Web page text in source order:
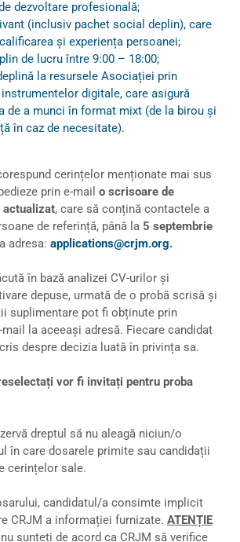
dezvoltare profesională;
(inclusiv pachet social deplin), care
și experiența persoanei;
de lucru între 9:00 – 18:00;
la resursele Asociației prin
digitale, care asigură
de a munci în format mixt (de la birou și
în caz de necesitate).
cerințelor menționate mai sus
prin e-mail o scrisoare de
actualizat, care să conțină contactele a
de referință, până la 5 septembrie
adresa: applications@crjm.org.
în bază analizei CV-urilor și
depuse, urmată de o probă scrisă și
suplimentare pot fi obținute prin
mail la aceeași adresă. Fiecare candidat
despre decizia luată în privința sa.
vor fi invitați pentru proba
dreptul să nu aleagă niciun/o
în care dosarele primite sau candidații
cerințelor sale.
candidatul/a consimte implicit
CRJM a informației furnizate. ATENȚIE
sunteți de acord ca CRJM să verifice